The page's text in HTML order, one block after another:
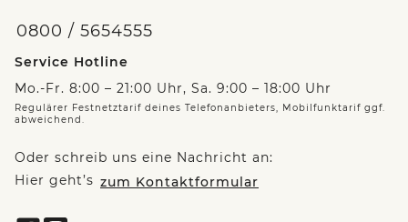
0800 / 5654555
Service Hotline
Mo.-Fr. 8:00 – 21:00 Uhr, Sa. 9:00 – 18:00 Uhr
Regulärer Festnetztarif deines Telefonanbieters, Mobilfunktarif ggf.
abweichend.
Oder schreib uns eine Nachricht an:
Hier geht’s zum Kontaktformular